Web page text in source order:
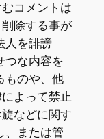
コメントは
除する事が
人を誹謗
つな内容を
ものや、他
よって禁止
などに関す
、または管